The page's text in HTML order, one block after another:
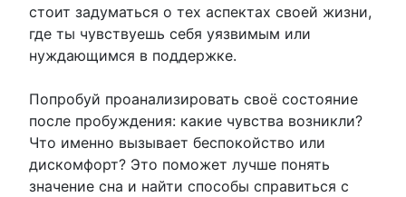
стоит задуматься о тех аспектах своей жизни,
где ты чувствуешь себя уязвимым или
нуждающимся в поддержке.
Попробуй проанализировать своё состояние
после пробуждения: какие чувства возникли?
Что именно вызывает беспокойство или
дискомфорт? Это поможет лучше понять
значение сна и найти способы справиться с